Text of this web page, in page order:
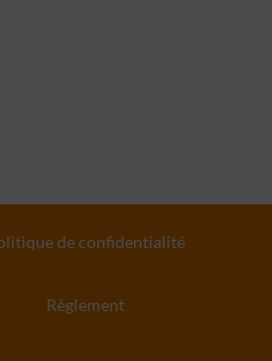
de confidentialité
Règlement